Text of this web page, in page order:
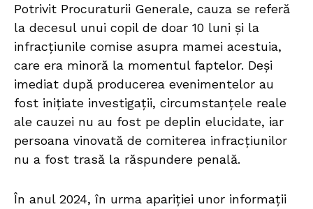
Potrivit Procuraturii Generale, cauza se referă
la decesul unui copil de doar 10 luni și la
infracțiunile comise asupra mamei acestuia,
care era minoră la momentul faptelor. Deși
imediat după producerea evenimentelor au
fost inițiate investigații, circumstanțele reale
ale cauzei nu au fost pe deplin elucidate, iar
persoana vinovată de comiterea infracțiunilor
nu a fost trasă la răspundere penală.
În anul 2024, în urma apariției unor informații